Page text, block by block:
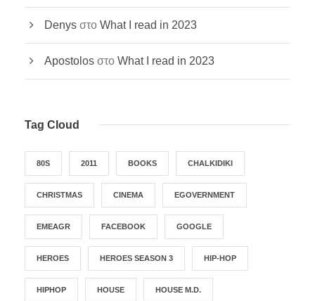
Denys στο What I read in 2023
Apostolos στο What I read in 2023
Tag Cloud
80S 2011 BOOKS CHALKIDIKI
CHRISTMAS CINEMA EGOVERNMENT
EMEAGR FACEBOOK GOOGLE
HEROES HEROES SEASON 3 HIP-HOP
HIPHOP HOUSE HOUSE M.D.